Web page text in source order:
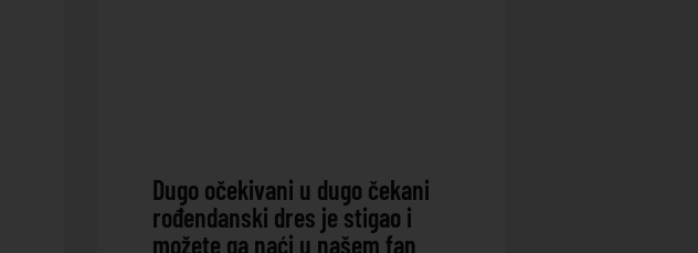
Dugo očekivani u dugo čekani
rođendanski dres je stigao i
možete ga naći u našem fan